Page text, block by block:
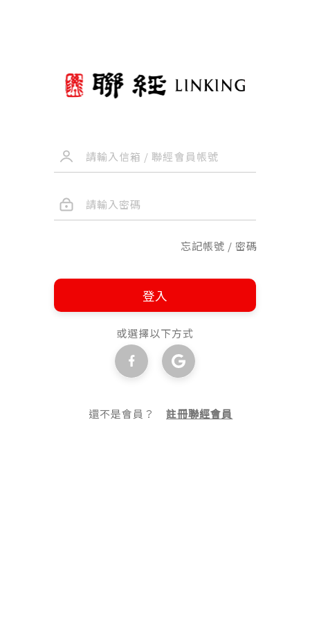
忘記帳號 / 密碼
登入
或選擇以下方式
還不是會員？註冊聯經會員